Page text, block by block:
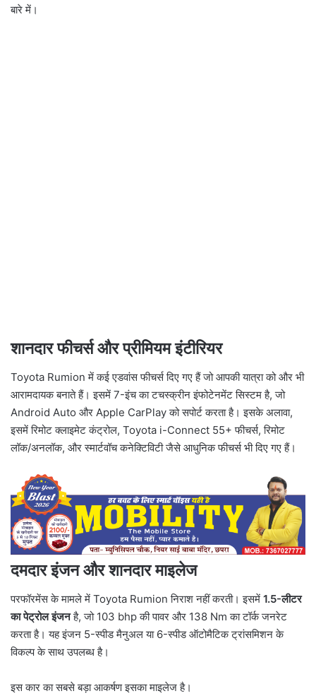
बारे में।
शानदार फीचर्स और प्रीमियम इंटीरियर
Toyota Rumion में कई एडवांस फीचर्स दिए गए हैं जो आपकी यात्रा को और भी
आरामदायक बनाते हैं। इसमें 7-इंच का टचस्क्रीन इंफोटेनमेंट सिस्टम है, जो
Android Auto और Apple CarPlay को सपोर्ट करता है। इसके अलावा,
इसमें रिमोट क्लाइमेट कंट्रोल, Toyota i-Connect 55+ फीचर्स, रिमोट
लॉक/अनलॉक, और स्मार्टवॉच कनेक्टिविटी जैसे आधुनिक फीचर्स भी दिए गए हैं।
दमदार इंजन और शानदार माइलेज
परफॉरमेंस के मामले में Toyota Rumion निराश नहीं करती। इसमें 1.5-लीटर
का पेट्रोल इंजनहै, जो 103 bhp की पावर और 138 Nm का टॉर्क जनरेट
करता है। यह इंजन 5-स्पीड मैनुअल या 6-स्पीड ऑटोमैटिक ट्रांसमिशन के
विकल्प के साथ उपलब्ध है।
इस कार का सबसे बड़ा आकर्षण इसका माइलेज है।